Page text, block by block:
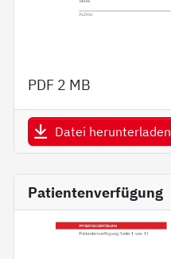
PDF 2 MB
Datei herunterladen
Patientenverfügung